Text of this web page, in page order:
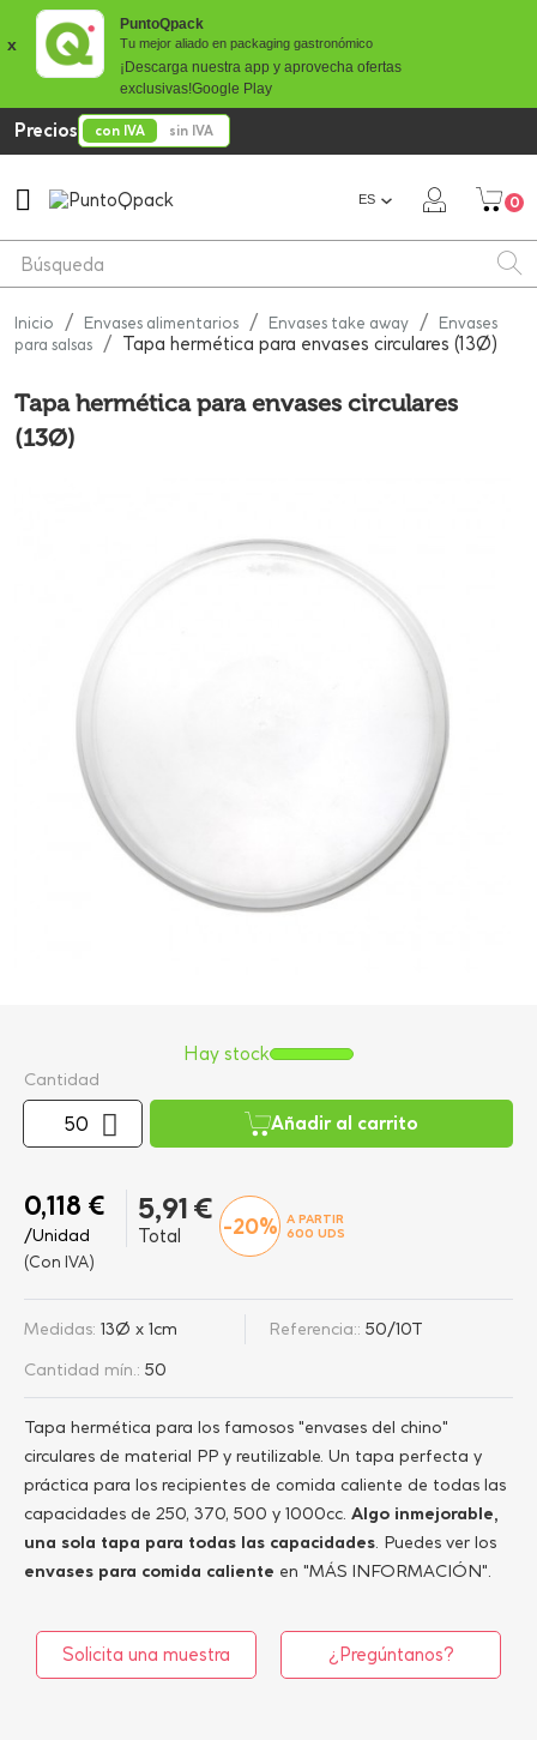
x
PuntoQpack
Tu mejor aliado en packaging gastronómico
¡Descarga nuestra app y aprovecha ofertas
exclusivas!Google Play
Precios con IVA sin IVA
 ES 0
Inicio Envases alimentarios Envases take away
Envases
para salsas
Tapa hermética para envases circulares (13Ø)
Tapa hermética para envases circulares
(13Ø)
0,118 €
/Unidad
(Con IVA)
5,91 €
Total -20% A PARTIR
600 UDS
Tapa hermética para los famosos "envases del chino"
circulares de material PP y reutilizable. Un tapa perfecta y
práctica para los recipientes de comida caliente de todas las
capacidades de 250, 370, 500 y 1000cc. Algo inmejorable,
una sola tapa para todas las capacidades. Puedes ver los
envases para comida caliente en "MÁS INFORMACIÓN".
Cantidad
Añadir al carrito
Medidas: 13Ø x 1cm Referencia:: 50/10T
Cantidad mín.: 50
Solicita una muestra ¿Pregúntanos?
Hay stock